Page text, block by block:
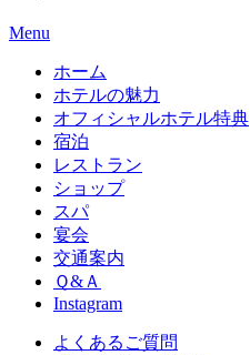
Menu
ホーム
ホテルの魅力
オフィシャルホテル特典
宿泊
レストラン
ショップ
スパ
宴会
交通案内
Ｑ&Ａ
Instagram
よくあるご質問